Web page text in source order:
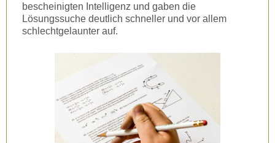
bescheinigten Intelligenz und gaben die
Lösungssuche deutlich schneller und vor allem
schlechtgelaunter auf.